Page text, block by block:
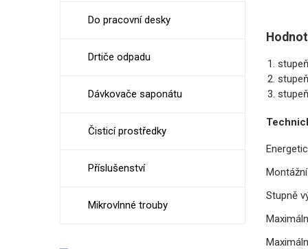
1. stupeň
2. stupeň
3. stupeň
Stupně
Do pracovní desky
Drtiče odpadu
Dávkovače saponátu
Čisticí prostředky
Příslušenství
Mikrovlnné trouby